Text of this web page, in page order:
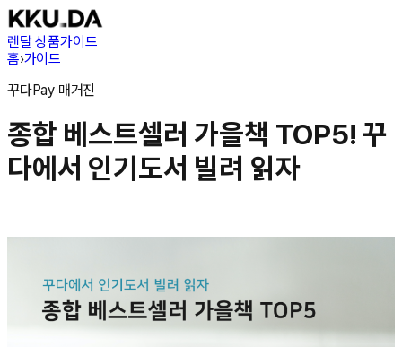
렌탈 상품가이드
홈›가이드
꾸다Pay 매거진
종합 베스트셀러 가을책 TOP5! 꾸
다에서 인기도서 빌려 읽자